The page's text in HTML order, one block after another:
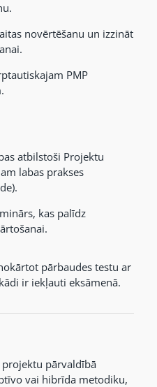
novērtēšanu un izzināt
PMP
atbilstoši Projektu
labas prakses
kas palīdz
pārbaudes testu ar
ir iekļauti eksāmenā.
pārvaldībā
vai hibrīda metodiku,